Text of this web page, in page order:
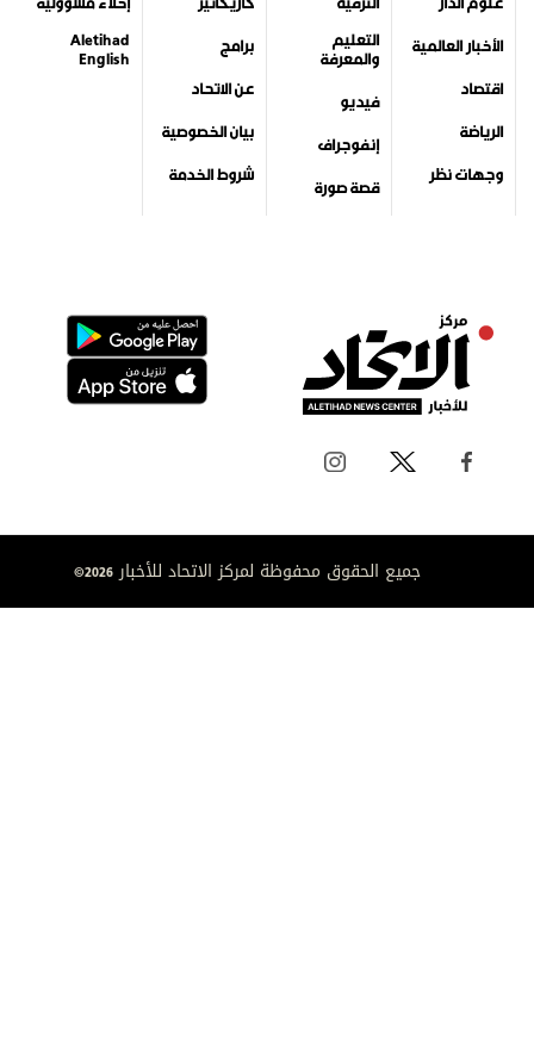
الأخبار العالمية
اقتصاد
الرياضة
وجهات نظر
التعليم
والمعرفة
فيديو
إنفوجراف
قصة صورة
برامج
عن الاتحاد
بيان الخصوصية
شروط الخدمة
Aletihad
English
جميع الحقوق محفوظة لمركز الاتحاد للأخبار 2026©